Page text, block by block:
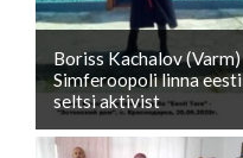
Boriss Kachalov (Varm)
Simferoopoli linna eesti
seltsi aktivist